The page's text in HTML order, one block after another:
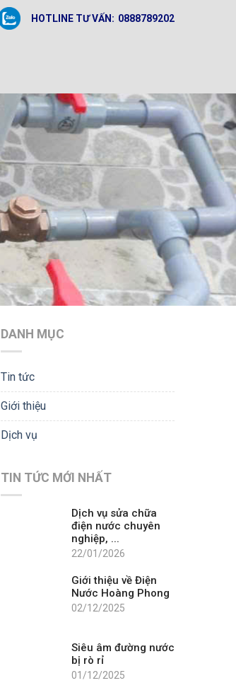
HOTLINE TƯ VẤN: 0888789202
DANH MỤC
Tin tức
Giới thiệu
Dịch vụ
TIN TỨC MỚI NHẤT
Dịch vụ sửa chữa
điện nước chuyên
nghiệp, ...
22/01/2026
Giới thiệu về Điện
Nước Hoàng Phong
02/12/2025
Siêu âm đường nước
bị rò rỉ
01/12/2025